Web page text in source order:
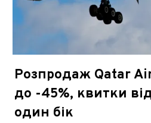
Розпродаж Qatar
до -45%, квитки
один бік